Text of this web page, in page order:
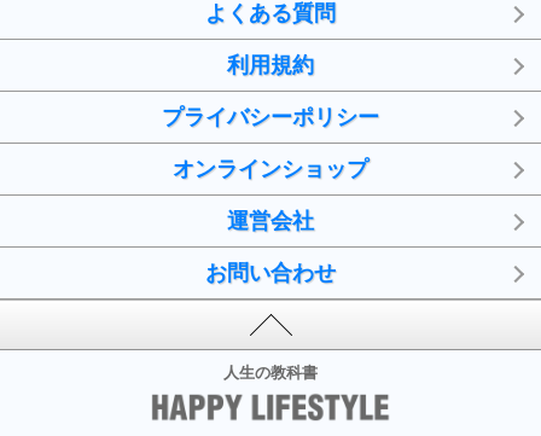
よくある質問
利用規約
プライバシーポリシー
オンラインショップ
運営会社
お問い合わせ
人生の教科書